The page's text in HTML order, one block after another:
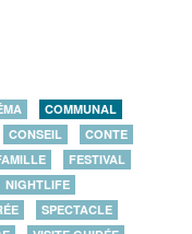
COMMUNAL
CONSEIL
CONTE
FESTIVAL
NIGHTLIFE
SPECTACLE